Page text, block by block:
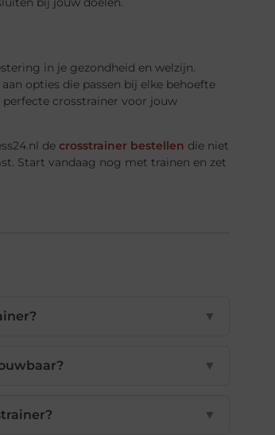
in je gezondheid en welzijn.
opties die passen bij elke behoefte
crosstrainer voor jouw
de crosstrainer bestellen die niet
Start vandaag nog met trainen en zet
▼
▼
▼